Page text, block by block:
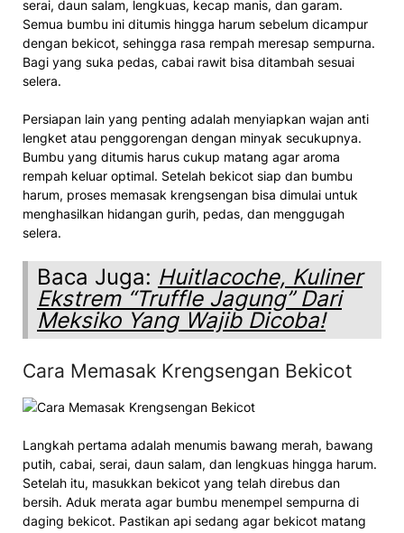
serai, daun salam, lengkuas, kecap manis, dan garam.
Semua bumbu ini ditumis hingga harum sebelum dicampur
dengan bekicot, sehingga rasa rempah meresap sempurna.
Bagi yang suka pedas, cabai rawit bisa ditambah sesuai
selera.
Persiapan lain yang penting adalah menyiapkan wajan anti
lengket atau penggorengan dengan minyak secukupnya.
Bumbu yang ditumis harus cukup matang agar aroma
rempah keluar optimal. Setelah bekicot siap dan bumbu
harum, proses memasak krengsengan bisa dimulai untuk
menghasilkan hidangan gurih, pedas, dan menggugah
selera.
Baca Juga: Huitlacoche, Kuliner
Ekstrem “Truffle Jagung” Dari
Meksiko Yang Wajib Dicoba!
Cara Memasak Krengsengan Bekicot
Langkah pertama adalah menumis bawang merah, bawang
putih, cabai, serai, daun salam, dan lengkuas hingga harum.
Setelah itu, masukkan bekicot yang telah direbus dan
bersih. Aduk merata agar bumbu menempel sempurna di
daging bekicot. Pastikan api sedang agar bekicot matang